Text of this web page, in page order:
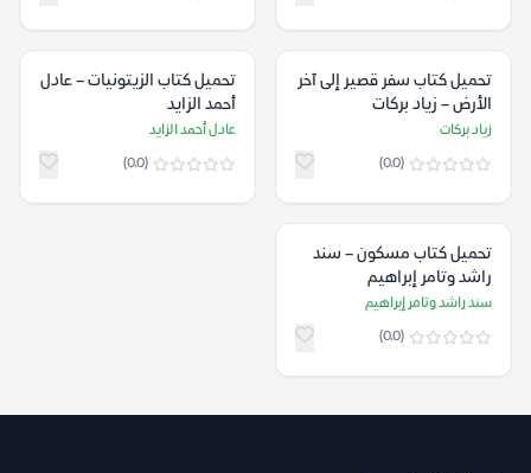
تحميل كتاب سفر قصير إلى آخر
الأرض – زياد بركات
زياد بركات
(0.0)
تحميل كتاب الزيتونيات – عادل
أحمد الزايد
عادل أحمد الزايد
(0.0)
تحميل كتاب مسكون – سند
راشد وتامر إبراهيم
سند راشد وتامر إبراهيم
(0.0)